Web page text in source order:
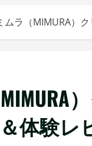
ムラ（MIMURA）
体験レ